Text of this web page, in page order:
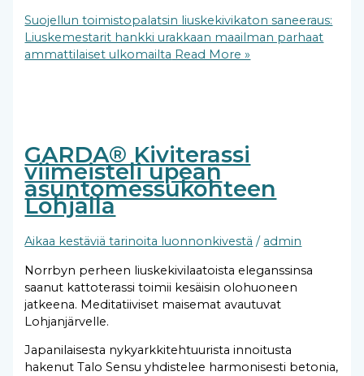
Suojellun toimistopalatsin liuskekivikaton saneeraus:
Liuskemestarit hankki urakkaan maailman parhaat
ammattilaiset ulkomailta Read More »
GARDA® Kiviterassi
viimeisteli upean
asuntomessukohteen
Lohjalla
Aikaa kestäviä tarinoita luonnonkivestä / admin
Norrbyn perheen liuskekivilaatoista eleganssinsa
saanut kattoterassi toimii kesäisin olohuoneen
jatkeena. Meditatiiviset maisemat avautuvat
Lohjanjärvelle.
Japanilaisesta nykyarkkitehtuurista innoitusta
hakenut Talo Sensu yhdistelee harmonisesti betonia,